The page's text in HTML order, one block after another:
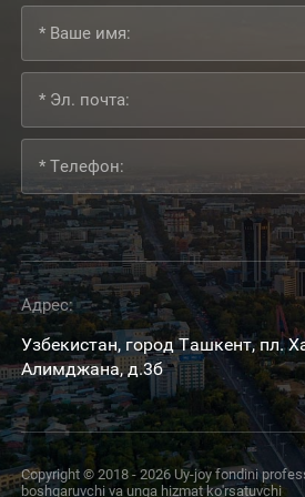
Адрес:
Узбекистан, город Ташкент, пл.
Алимджана, д.3б
Copyright © 2018 - 2026 Uy-joy fondini
boshqaruvchi va unga hizmat ko'rsatuvchi